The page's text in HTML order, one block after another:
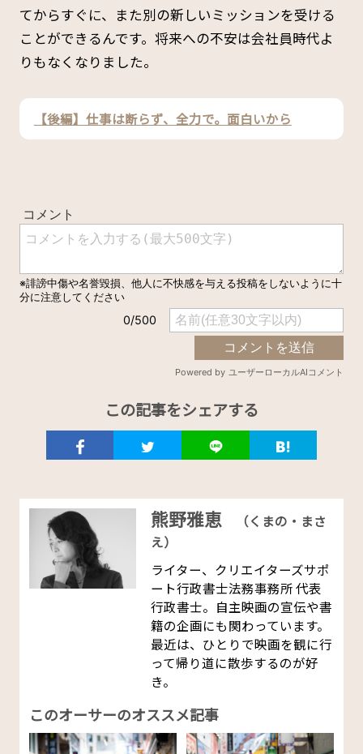
てからすぐに、また別の新しいミッションを受ける
ことができるんです。将来への不安は会社員時代よ
りもなくなりました。
【後編】仕事は断らず、全力で。面白いから
この記事をシェアする
熊野雅恵
（くまの・まさ
え）
ライター、クリエイターズサポ
ート行政書士法務事務所 代表
行政書士。自主映画の宣伝や書
籍の企画にも関わっています。
最近は、ひとりで映画を観に行
って帰り道に散歩するのが好
き。
このオーサーのオススメ記事